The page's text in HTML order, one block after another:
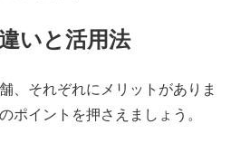
いと活用法
、それぞれにメリットがありま
ポイントを押さえましょう。